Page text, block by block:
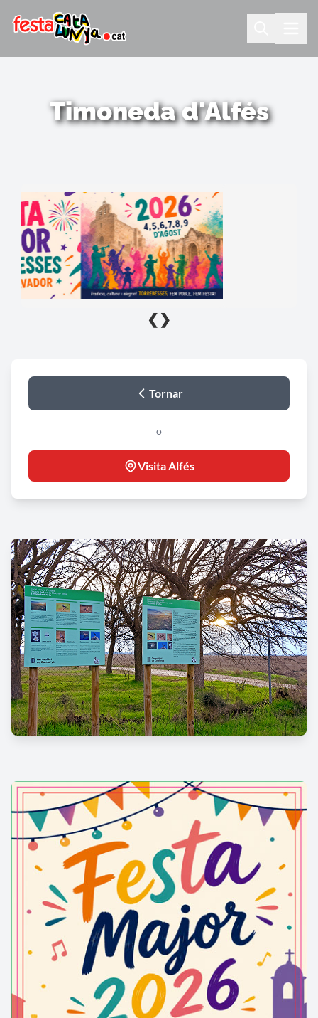
Timoneda d'Alfés
❮ ❯
Tornar
o
Visita Alfés